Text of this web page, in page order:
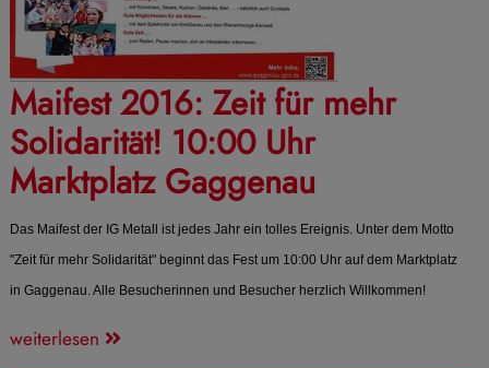
Maifest 2016: Zeit für mehr
Solidarität! 10:00 Uhr
Marktplatz Gaggenau
Das Maifest der IG Metall ist jedes Jahr ein tolles Ereignis. Unter dem Motto
"Zeit für mehr Solidarität" beginnt das Fest um 10:00 Uhr auf dem Marktplatz
in Gaggenau. Alle Besucherinnen und Besucher herzlich Willkommen!
weiterlesen